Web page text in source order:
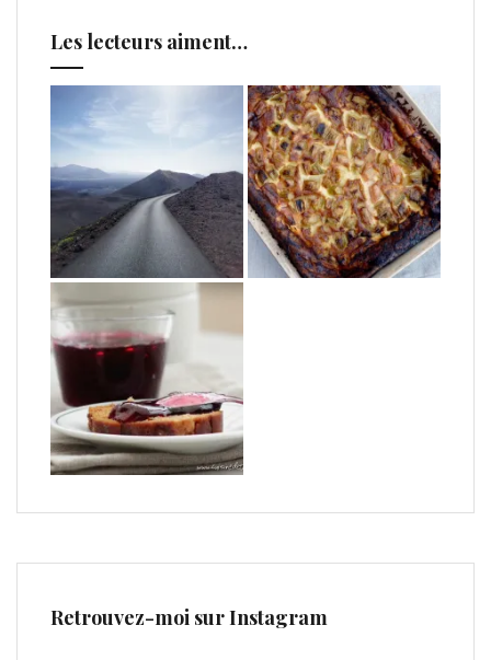
Les lecteurs aiment…
Retrouvez-moi sur Instagram